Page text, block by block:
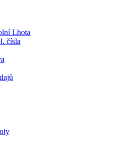
Lhota
čísla